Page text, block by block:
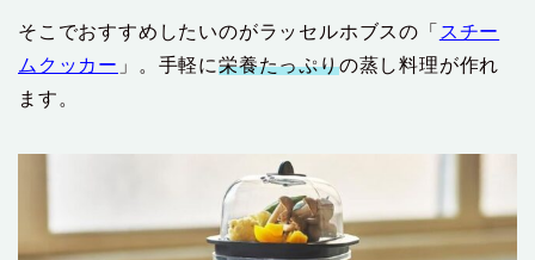
そこでおすすめしたいのがラッセルホブスの「 スチー
ムクッカー 」。手軽に栄養たっぷりの蒸し料理が作れ
ます。